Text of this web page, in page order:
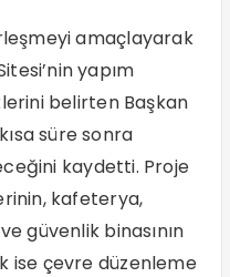
amaçlayarak
yapım
belirten Başkan
süre sonra
kaydetti. Proje
kafeterya,
güvenlik binasının
ise çevre düzenleme